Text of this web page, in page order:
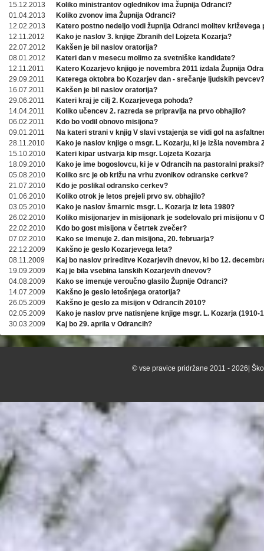
15.12.2013
Koliko ministrantov oglednikov ima župnija Odranci?
01.04.2013
Koliko zvonov ima Župnija Odranci?
12.02.2013
Katero postno nedeljo vodi župnija Odranci molitev križevega
12.11.2012
Kako je naslov 3. knjige Zbranih del Lojzeta Kozarja?
22.07.2012
Kakšen je bil naslov oratorija?
08.01.2012
Kateri dan v mesecu molimo za svetniške kandidate?
12.11.2011
Katero Kozarjevo knjigo je novembra 2011 izdala Župnija
29.09.2011
Katerega oktobra bo Kozarjev dan - srečanje ljudskih pevcev?
16.07.2011
Kakšen je bil naslov oratorija?
29.06.2011
Kateri kraj je cilj 2. Kozarjevega pohoda?
14.04.2011
Koliko učencev 2. razreda se pripravlja na prvo obhajilo?
06.02.2011
Kdo bo vodil obnovo misijona?
09.01.2011
Na kateri strani v knjig V slavi vstajenja se vidi gol na
28.11.2010
Kako je naslov knjige o msgr. L. Kozarju, ki je izšla novembra
15.10.2010
Kateri kipar ustvarja kip msgr. Lojzeta Kozarja
18.09.2010
Kako je ime bogoslovcu, ki je v Odrancih na pastoralni praksi?
05.08.2010
Koliko src je ob križu na vrhu zvonikov odranske cerkve?
21.07.2010
Kdo je poslikal odransko cerkev?
01.06.2010
Koliko otrok je letos prejeli prvo sv. obhajilo?
03.05.2010
Kako je naslov šmarnic msgr. L. Kozarja iz leta 1980?
26.02.2010
Koliko misijonarjev in misijonark je sodelovalo pri misijonu v
22.02.2010
Kdo bo gost misijona v četrtek zvečer?
07.02.2010
Kako se imenuje 2. dan misijona, 20. februarja?
22.12.2009
Kakšno je geslo Kozarjevega leta?
08.11.2009
Kaj bo naslov prireditve Kozarjevih dnevov, ki bo 12.
19.09.2009
Kaj je bila vsebina lanskih Kozarjevih dnevov?
04.08.2009
Kako se imenuje veroučno glasilo Župnije Odranci?
14.07.2009
Kakšno je geslo letošnjega oratorija?
26.05.2009
Kakšno je geslo za misijon v Odrancih 2010?
02.05.2009
Kako je naslov prve natisnjene knjige msgr. L. Kozarja (1910-
30.03.2009
Kaj bo 29. aprila v Odrancih?
© vse pravice pridržane 2011 - 2026|